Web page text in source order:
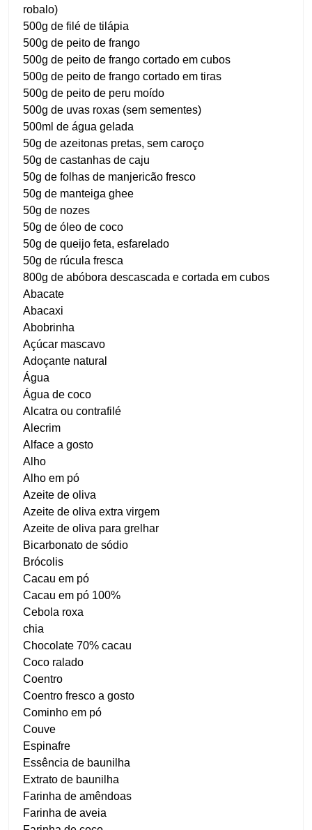
robalo)
500g de filé de tilápia
500g de peito de frango
500g de peito de frango cortado em cubos
500g de peito de frango cortado em tiras
500g de peito de peru moído
500g de uvas roxas (sem sementes)
500ml de água gelada
50g de azeitonas pretas, sem caroço
50g de castanhas de caju
50g de folhas de manjericão fresco
50g de manteiga ghee
50g de nozes
50g de óleo de coco
50g de queijo feta, esfarelado
50g de rúcula fresca
800g de abóbora descascada e cortada em cubos
Abacate
Abacaxi
Abobrinha
Açúcar mascavo
Adoçante natural
Água
Água de coco
Alcatra ou contrafilé
Alecrim
Alface a gosto
Alho
Alho em pó
Azeite de oliva
Azeite de oliva extra virgem
Azeite de oliva para grelhar
Bicarbonato de sódio
Brócolis
Cacau em pó
Cacau em pó 100%
Cebola roxa
chia
Chocolate 70% cacau
Coco ralado
Coentro
Coentro fresco a gosto
Cominho em pó
Couve
Espinafre
Essência de baunilha
Extrato de baunilha
Farinha de amêndoas
Farinha de aveia